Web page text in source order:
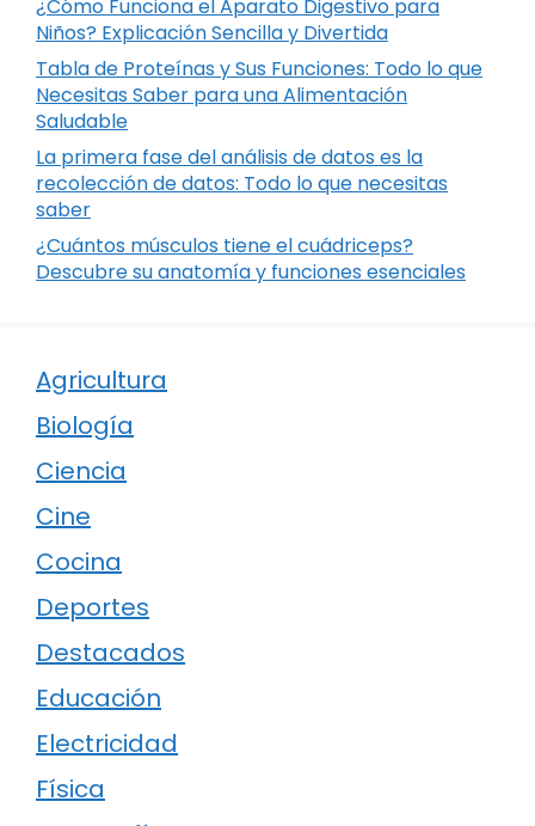
¿Cómo Funciona el Aparato Digestivo para
Niños? Explicación Sencilla y Divertida
Tabla de Proteínas y Sus Funciones: Todo lo que
Necesitas Saber para una Alimentación
Saludable
La primera fase del análisis de datos es la
recolección de datos: Todo lo que necesitas
saber
¿Cuántos músculos tiene el cuádriceps?
Descubre su anatomía y funciones esenciales
Agricultura
Biología
Ciencia
Cine
Cocina
Deportes
Destacados
Educación
Electricidad
Física